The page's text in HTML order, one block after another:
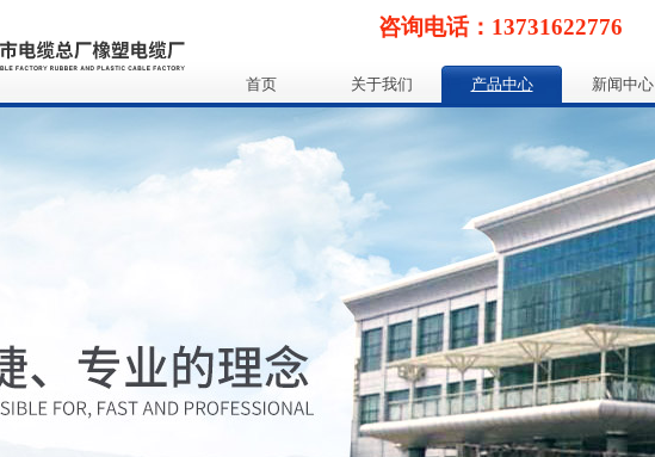
咨询电话：13731622776
首页 关于我们 产品中心 新闻中心